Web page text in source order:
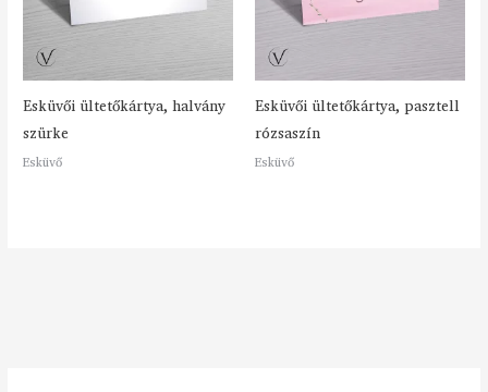
Esküvői ültetőkártya, halvány
szürke
Esküvő
Esküvői ültetőkártya, pasztell
rózsaszín
Esküvő